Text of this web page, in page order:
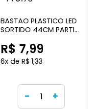
BASTAO PLASTICO LED
SORTIDO 44CM PARTIU
R$ 7,99
6x de R$ 1,33
- +